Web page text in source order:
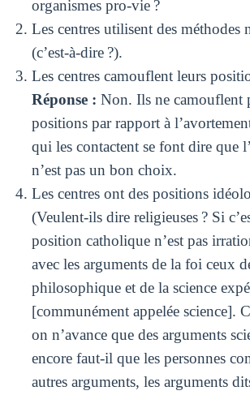
organismes pro-vie ?
Les centres utilisent des méthodes
(c’est-à-dire ?).
Les centres camouflent leurs
Réponse : Non. Ils ne camouflent
positions par rapport à
qui les contactent se font dire que
n’est pas un bon choix.
Les centres ont des positions
(Veulent-ils dire religieuses ? Si
position catholique n’est pas
avec les arguments de la foi ceux
philosophique et de la science
[communément appelée science].
on n’avance que des arguments
encore faut-il que les personnes
autres arguments, les arguments